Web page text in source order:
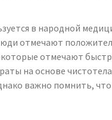
в народной
отмечают
отмечают
на основе
важно помнить,